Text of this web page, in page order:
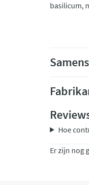
basilicum,
Hoe
Er zijn nog